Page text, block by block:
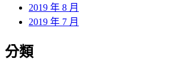
2019 年 8 月
2019 年 7 月
分類